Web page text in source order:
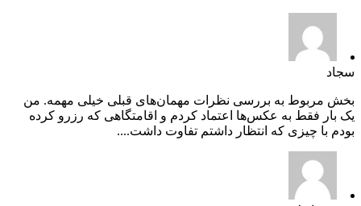
سجاد
بخش مربوط به بررسی نظرات مهمان‌های قبلی خیلی مهمه. من
یک بار فقط به عکس‌ها اعتماد کردم و اقامتگاهی که رزرو کرده
بودم با چیزی که انتظار داشتم تفاوت داشت....